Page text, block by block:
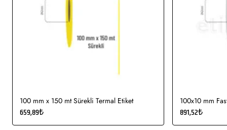
Yapışkan Türleri:
Kullanım Alanları: Teknik makine ürün etiketi, bilgisayar
Gıda etiketi vb. amaçlar için sayısız sektör tarafından kullanımı
100 mm x 150 mt Sürekli Termal Etiket
659,89₺
100x10 mm
891,52₺